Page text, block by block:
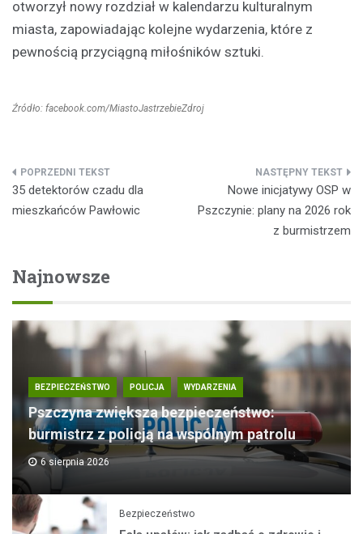
otworzył nowy rozdział w kalendarzu kulturalnym
miasta, zapowiadając kolejne wydarzenia, które z
pewnością przyciągną miłośników sztuki.
Źródło: facebook.com/MiastoJastrzebieZdroj
Nawigacja
wpisu
35 detektorów czadu dla
mieszkańców Pawłowic
Nowe inicjatywy OSP w
Pszczynie: plany na 2026 rok
z burmistrzem
Najnowsze
BEZPIECZEŃSTWO POLICJA WYDARZENIA
Pszczyna zwiększa bezpieczeństwo:
burmistrz z policją na wspólnym patrolu
6 sierpnia 2026
Bezpieczeństwo